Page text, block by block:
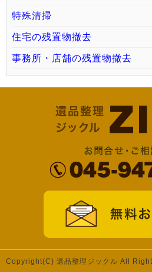
特殊清掃
住宅の残置物撤去
事務所・店舗の残置物撤去
Copyright(C) 遺品整理ジックル All